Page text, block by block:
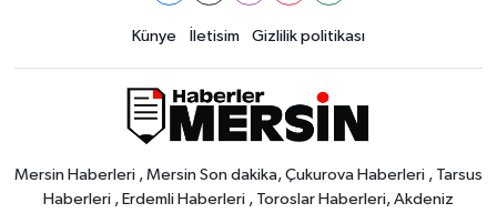
Künye İletisim Gizlilik politikası
Mersin Haberleri , Mersin Son dakika, Çukurova Haberleri , Tarsus
Haberleri , Erdemli Haberleri , Toroslar Haberleri, Akdeniz